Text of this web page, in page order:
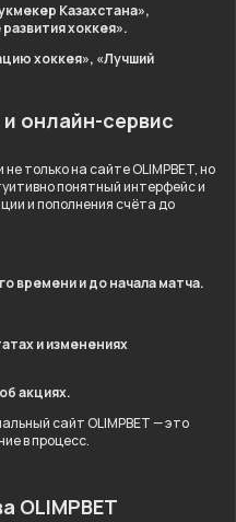
Казахстана»,
хоккея».
хоккея», «Лучший
онлайн-сервис
только на сайте OLIMPBET, но
понятный интерфейс и
и пополнения счёта до
времени и до начала матча.
и изменениях
акциях.
сайт OLIMPBET — это
в процесс.
OLIMPBET